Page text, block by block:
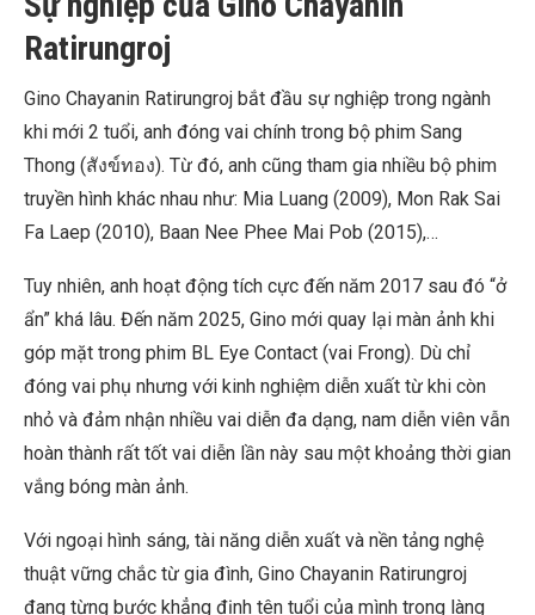
Ratirungroj
Gino Chayanin Ratirungroj bắt đầu sự nghiệp trong ngành
khi mới 2 tuổi, anh đóng vai chính trong bộ phim Sang
Thong (สังข์ทอง). Từ đó, anh cũng tham gia nhiều bộ phim
truyền hình khác nhau như: Mia Luang (2009), Mon Rak Sai
Fa Laep (2010), Baan Nee Phee Mai Pob (2015),…
Tuy nhiên, anh hoạt động tích cực đến năm 2017 sau đó “ở
ẩn” khá lâu. Đến năm 2025, Gino mới quay lại màn ảnh khi
góp mặt trong phim BL Eye Contact (vai Frong). Dù chỉ
đóng vai phụ nhưng với kinh nghiệm diễn xuất từ khi còn
nhỏ và đảm nhận nhiều vai diễn đa dạng, nam diễn viên vẫn
hoàn thành rất tốt vai diễn lần này sau một khoảng thời gian
vắng bóng màn ảnh.
Với ngoại hình sáng, tài năng diễn xuất và nền tảng nghệ
thuật vững chắc từ gia đình, Gino Chayanin Ratirungroj
đang từng bước khẳng định tên tuổi của mình trong làng